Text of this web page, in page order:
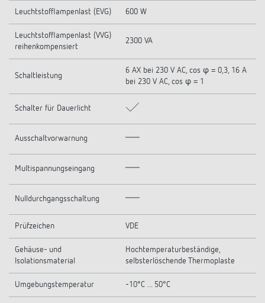
Leuchtstofflampenlast (EVG) 600 W
Leuchtstofflampenlast (VVG)
reihenkompensiert
2300 VA
Schaltleistung
6 AX bei 230 V AC, cos φ = 0,3, 16 A
bei 230 V AC, cos φ = 1
Schalter für Dauerlicht
Ausschaltvorwarnung
Multispannungseingang
Nulldurchgangsschaltung
Prüfzeichen VDE
Gehäuse- und
Isolationsmaterial
Hochtemperaturbeständige,
selbsterlöschende Thermoplaste
Umgebungstemperatur -10°C ... 50°C